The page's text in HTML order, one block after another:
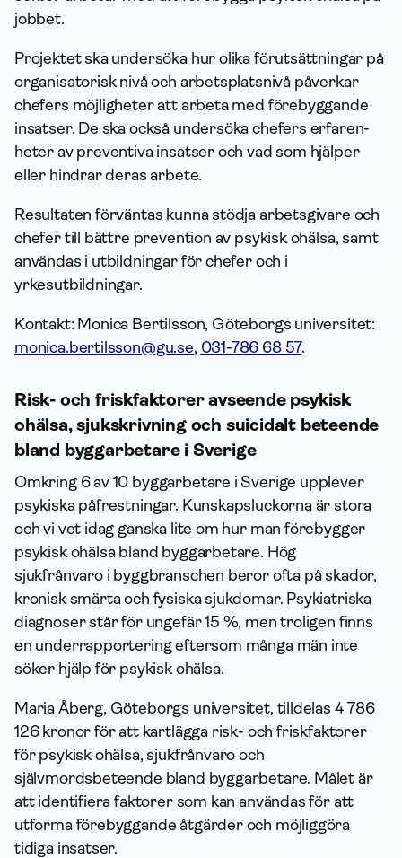
jobbet.
Projektet ska undersöka hur olika förutsättningar på
organisatorisk nivå och arbetsplatsnivå påverkar
chefers möjligheter att arbeta med förebyggande
insatser. De ska också undersöka chefers erfaren­
heter av preventiva insatser och vad som hjälper
eller hindrar deras arbete.
Resultaten förväntas kunna stödja arbetsgivare och
chefer till bättre prevention av psykisk ohälsa, samt
användas i utbildningar för chefer och i
yrkesutbildningar.
Kontakt: Monica Bertilsson, Göteborgs universitet:
monica.bertilsson@gu.se, 031-786 68 57.
Risk- och friskfaktorer avseende psykisk
ohälsa, sjukskrivning och suicidalt beteende
bland byggarbetare i Sverige
Omkring 6 av 10 byggarbetare i Sverige upplever
psykiska påfrestningar. Kunskapsluckorna är stora
och vi vet idag ganska lite om hur man förebygger
psykisk ohälsa bland byggarbetare. Hög
sjukfrånvaro i byggbranschen beror ofta på skador,
kronisk smärta och fysiska sjukdomar. Psykiatriska
diagnoser står för ungefär 15 %, men troligen finns
en underrapportering eftersom många män inte
söker hjälp för psykisk ohälsa.
Maria Åberg, Göteborgs universitet, tilldelas 4 786
126 kronor för att kartlägga risk- och friskfaktorer
för psykisk ohälsa, sjukfrånvaro och
självmordsbeteende bland byggarbetare. Målet är
att identifiera faktorer som kan användas för att
utforma förebyggande åtgärder och möjliggöra
tidiga insatser.